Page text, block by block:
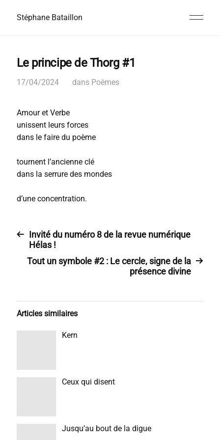
Stéphane Bataillon
Le principe de Thorg #1
17/04/2024 dans Poèmes
Amour et Verbe
unissent leurs forces
dans le faire du poème
tournent l’ancienne clé
dans la serrure des mondes
d’une concentration.
Invité du numéro 8 de la revue numérique
Hélas !
Tout un symbole #2 : Le cercle, signe de la
présence divine
Articles similaires
Kern
Ceux qui disent
Jusqu’au bout de la digue